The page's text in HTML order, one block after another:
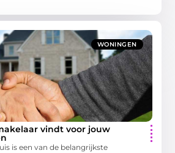
WONINGEN
vindt voor jouw
is een van de belangrijkste